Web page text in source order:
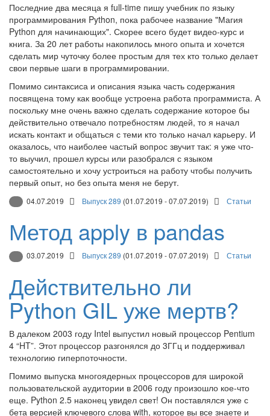
Последние два месяца я full-time пишу учебник по языку
программирования Python, пока рабочее название "Магия
Python для начинающих". Скорее всего будет видео-курс и
книга. За 20 лет работы накопилось много опыта и хочется
сделать мир чуточку более простым для тех кто только делает
свои первые шаги в программировании.
Помимо синтаксиса и описания языка часть содержания
посвящена тому как вообще устроена работа программиста. А
поскольку мне очень важно сделать содержание которое бы
действительно отвечало потребностям людей, то я начал
искать контакт и общаться с теми кто только начал карьеру. И
оказалось, что наиболее частый вопрос звучит так: я уже что-
то выучил, прошел курсы или разобрался с языком
самостоятельно и хочу устроиться на работу чтобы получить
первый опыт, но без опыта меня не берут.
04.07.2019 Выпуск 289 (01.07.2019 - 07.07.2019) Статьи
Метод apply в pandas
03.07.2019 Выпуск 289 (01.07.2019 - 07.07.2019) Статьи
Действительно ли
Python GIL уже мертв?
В далеком 2003 году Intel выпустил новый процессор Pentium
4 “HT”. Этот процессор разгонялся до 3ГГц и поддерживал
технологию гиперпоточности.
Помимо выпуска многоядерных процессоров для широкой
пользовательской аудитории в 2006 году произошло кое-что
еще. Python 2.5 наконец увидел свет! Он поставлялся уже с
бета версией ключевого слова with, которое вы все знаете и